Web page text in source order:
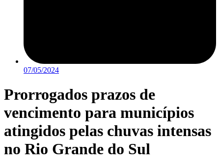
07/05/2024
Prorrogados prazos de
vencimento para municípios
atingidos pelas chuvas intensas
no Rio Grande do Sul